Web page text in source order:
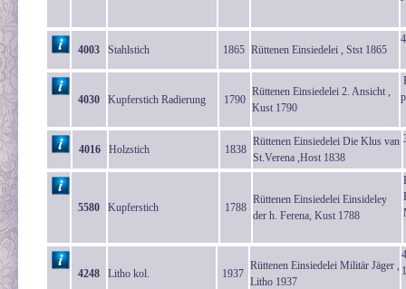
4003 Stahlstich 1865 Rüttenen Einsiedelei , Stst 1865
4030 Kupferstich Radierung 1790
Rüttenen Einsiedelei 2. Ansicht ,
Kust 1790
4016 Holzstich 1838
Rüttenen Einsiedelei Die Klus van
St.Verena ,Host 1838
5580 Kupferstich 1788
Rüttenen Einsiedelei Einsideley
der h. Ferena, Kust 1788
4248 Litho kol. 1937
Rüttenen Einsiedelei Militär Jäger ,
Litho 1937